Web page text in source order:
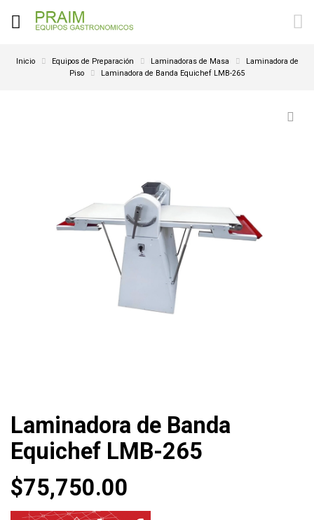
Inicio Equipos de Preparación Laminadoras de Masa
Laminadora de
Piso
Laminadora de Banda Equichef LMB-265
Laminadora de Banda
Equichef LMB-265
$75,750.00